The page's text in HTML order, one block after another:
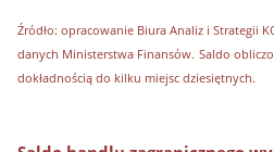
Źródło: opracowanie Biura Analiz i Strategii
danych Ministerstwa Finansów. Saldo
dokładnością do kilku miejsc dziesiętnych.